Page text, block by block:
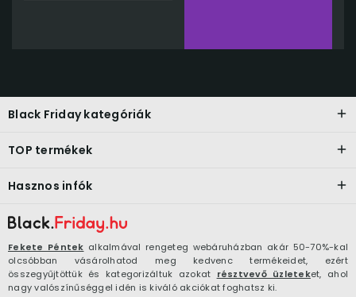
Fekete Péntek alkalmával rengeteg webáruházban akár 50-70%-kal
olcsóbban vásárolhatod meg kedvenc termékeidet, ezért
összegyűjtöttük és kategorizáltuk azokat résztvevő üzleteket, ahol
nagy valószínűséggel idén is kiváló akciókat foghatsz ki.
Black Friday kategóriák
TOP termékek
Hasznos infók